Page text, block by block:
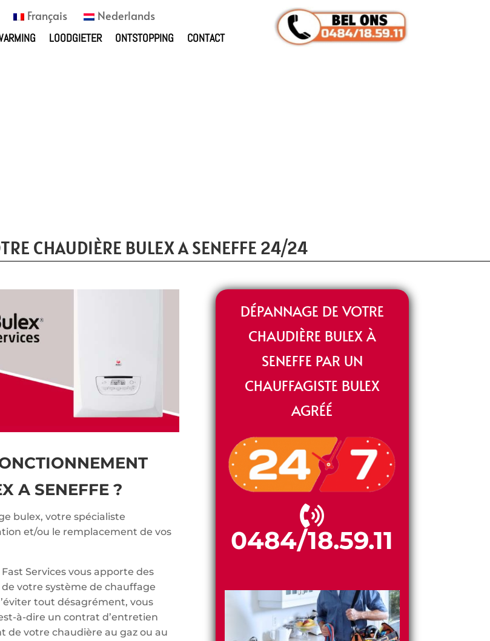
Français Nederlands
LOODGIETER ONTSTOPPING CONTACT
CHAUDIÈRE BULEX A SENEFFE 24/24
A SENEFFE ?
bulex, votre spécialiste
et/ou le remplacement de vos
Services vous apporte des
votre système de chauffage
tout désagrément, vous
à-dire un contrat d’entretien
de votre chaudière au gaz ou au
DÉPANNAGE DE VOTRE
CHAUDIÈRE BULEX À
SENEFFE PAR UN
CHAUFFAGISTE BULEX
AGRÉÉ
0484/18.59.11